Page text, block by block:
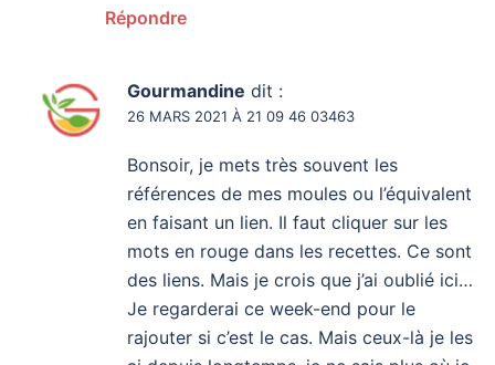
Répondre
Gourmandine dit :
26 MARS 2021 À 21 09 46 03463
Bonsoir, je mets très souvent les
références de mes moules ou l’équivalent
en faisant un lien. Il faut cliquer sur les
mots en rouge dans les recettes. Ce sont
des liens. Mais je crois que j’ai oublié ici…
Je regarderai ce week-end pour le
rajouter si c’est le cas. Mais ceux-là je les